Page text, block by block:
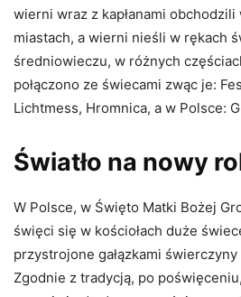
wierni wraz z kapłanami
miastach, a wierni nieśli w rękach
średniowieczu, w różnych
połączono ze świecami zwąc je:
Lichtmess, Hromnica, a w Polsce:
Światło na nowy
W Polsce, w Święto Matki Bożej
święci się w kościołach duże
przystrojone gałązkami
Zgodnie z tradycją, po